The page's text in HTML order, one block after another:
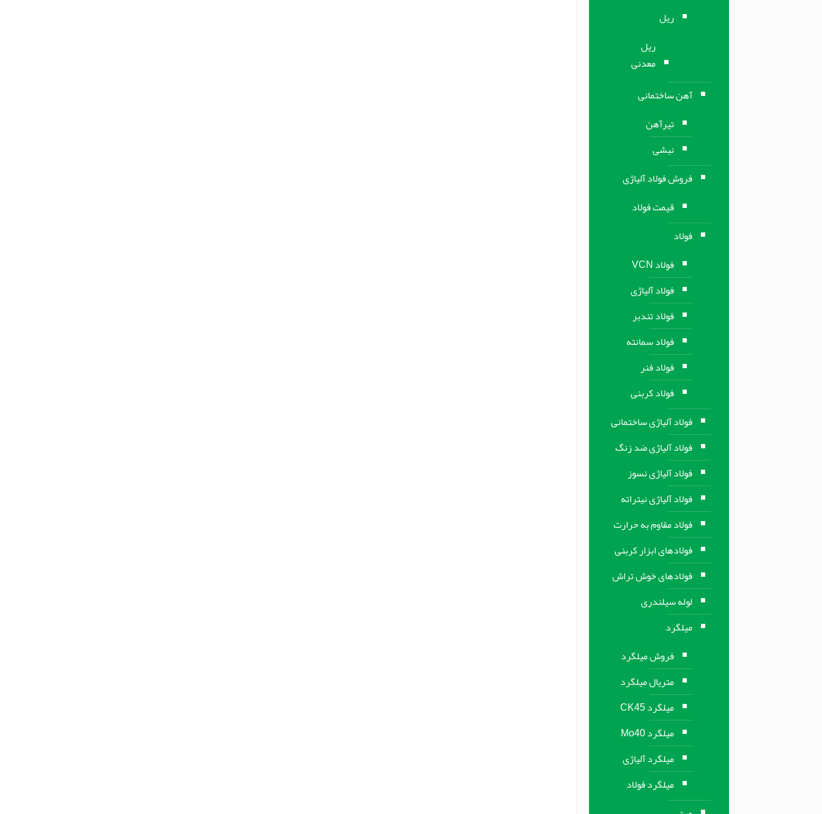
ریل
ریل
معدنی
آهن ساختمانی
تیرآهن
نبشی
فروش فولاد آلیاژی
قیمت فولاد
فولاد
فولاد VCN
فولاد آلیاژی
فولاد تندبر
فولاد سمانته
فولاد فنر
فولاد کربنی
فولاد آلیاژی ساختمانی
فولاد آلیاژی ضد زنگ
فولاد آلیاژی نسوز
فولاد آلیاژی نیتراته
فولاد مقاوم به حرارت
فولادهای ابزار کربنی
فولادهای خوش تراش
لوله سیلندری
میلگرد
فروش میلگرد
متریال میلگرد
میلگرد CK45
میلگرد Mo40
میلگرد آلیاژی
میلگرد فولاد